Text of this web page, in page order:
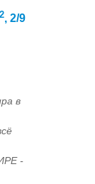
2, 2/9
в
-